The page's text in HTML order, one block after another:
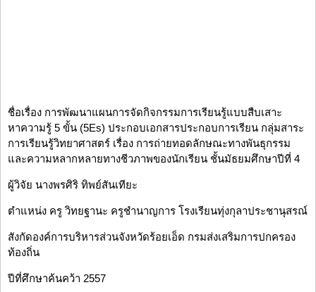
ชื่อเรื่อง การพัฒนาแผนการจัดกิจกรรมการเรียนรู้แบบสืบเสาะ
หาความรู้ 5 ขั้น (5Es) ประกอบเอกสารประกอบการเรียน กลุ่มสาระ
การเรียนรู้วิทยาศาสตร์ เรื่อง การถ่ายทอดลักษณะทางพันธุกรรม
และความหลากหลายทางชีวภาพของนักเรียน ชั้นมัธยมศึกษาปีที่ 4
ผู้วิจัย นางพรศิริ ทิพย์สันเทียะ
ตำแหน่ง ครู วิทยฐานะ ครูชำนาญการ โรงเรียนทุ่งกุลาประชานุสรณ์
สังกัดองค์การบริหารส่วนจังหวัดร้อยเอ็ด กรมส่งเสริมการปกครอง
ท้องถิ่น
ปีที่ศึกษาค้นคว้า 2557